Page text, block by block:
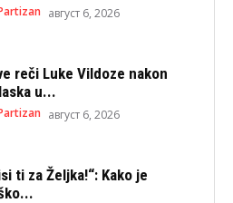
август 6, 2026
reči Luke Vildoze nakon
u...
август 6, 2026
ti za Željka!“: Kako je